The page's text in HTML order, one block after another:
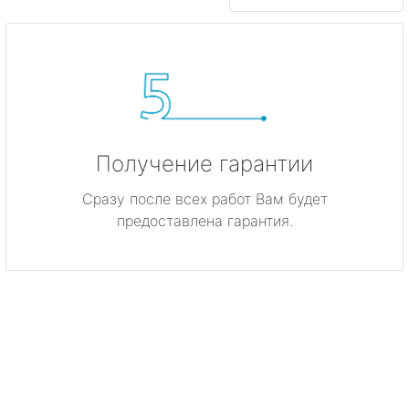
Получение гарантии
Сразу после всех работ Вам будет
предоставлена гарантия.